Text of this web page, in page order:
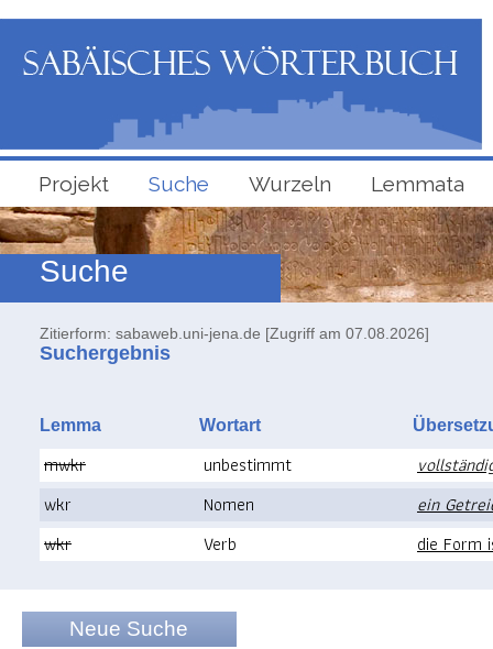
Projekt Suche Wurzeln Lemmata
Suche
Zitierform: sabaweb.uni-jena.de [Zugriff am 07.08.2026]
Suchergebnis
Lemma Wortart
mwkr unbestimmt
wkr
Nomen
ein
wkr
Verb die Form
Neue Suche